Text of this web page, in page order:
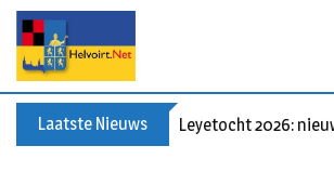
p
Laatste Nieuws Leyetocht 2026: